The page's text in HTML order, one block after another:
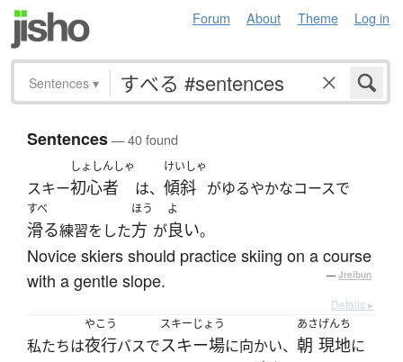
Forum About Theme Log in
Sentences ▾
Sentences— 40 found
スキー
しょしんしゃ
初心者 は、
けいしゃ
傾斜 がゆるやかなコースで
すべ
滑る練習をした
ほう
方 が
よ
良い。
Novice skiers should practice skiing on a course
with a gentle slope.
— Jreibun
Details ▸
私たちは
やこう
夜行バスで
スキーじょう
スキー場に向かい、
あさ
朝
げんち
現地に